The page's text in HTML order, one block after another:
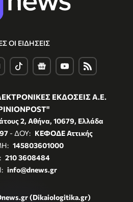
ΟΙ ΕΙΔΗΣΕΙΣ
ΕΚΔΟΣΕΙΣ Α.Ε.
2, Αθήνα, 10679, Ελλάδα
- ΔΟΥ: ΚΕΦΟΔΕ Αττικής
145803601000
210 3608484
info@dnews.gr
(Dikaiologitika.gr)